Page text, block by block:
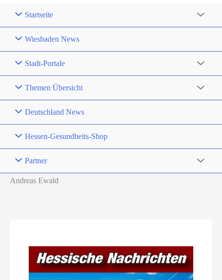
Startseite
Wiesbaden News
Stadt-Portale
Themen Übersicht
Deutschland News
Hessen-Gesundheits-Shop
Partner
Andreas Ewald